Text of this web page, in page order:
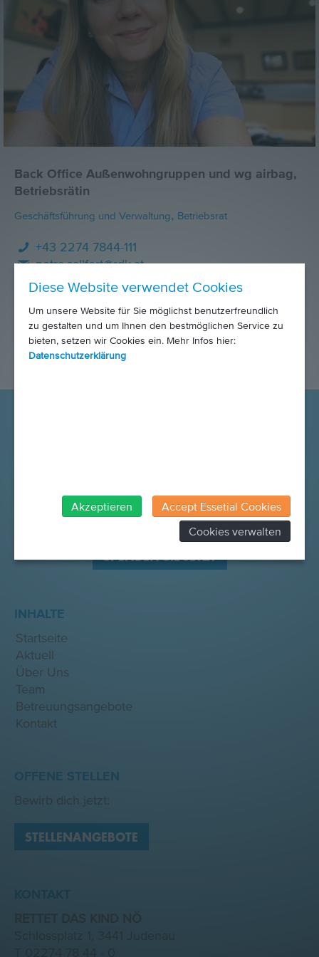
Back Office Außenwohngruppen und wg airbag,
Betriebsrätin
Geschäftsführung und Verwaltung, Betriebsrat
+43 2274 7844-111
petra.sallfert@rdk.at
SPENDEN SIE JETZT
INHALTE
Startseite
Aktuell
Über Uns
Team
Betreuungsangebote
Kontakt
OFFENE STELLEN
Bewirb dich jetzt:
STELLENANGEBOTE
RETTET DAS KIND NÖ
Diese Website verwendet Cookies
Um unsere Website für Sie möglichst benutzerfreundlich
zu gestalten und um Ihnen den bestmöglichen Service zu
bieten, setzen wir Cookies ein. Mehr Infos hier:
Datenschutzerklärung
Akzeptieren
Accept Essetial Cookies
Cookies verwalten